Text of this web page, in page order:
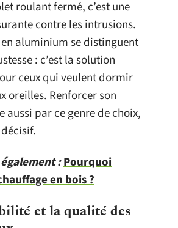
roulant fermé, c’est une
contre les intrusions.
aluminium se distinguent
: c’est la solution
ceux qui veulent dormir
oreilles. Renforcer son
aussi par ce genre de choix,
:Pourquoi
en bois ?
et la qualité des